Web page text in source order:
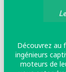
Découvrez au
ingénieurs
moteurs de